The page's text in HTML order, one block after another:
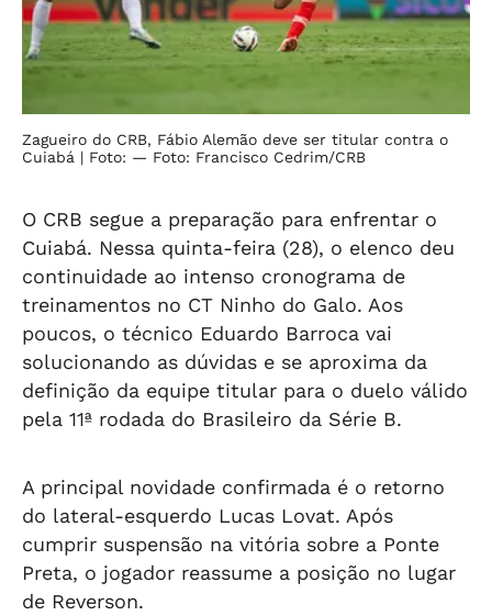
Zagueiro do CRB, Fábio Alemão deve ser titular contra o
Cuiabá | Foto: — Foto: Francisco Cedrim/CRB
O CRB segue a preparação para enfrentar o
Cuiabá. Nessa quinta-feira (28), o elenco deu
continuidade ao intenso cronograma de
treinamentos no CT Ninho do Galo. Aos
poucos, o técnico Eduardo Barroca vai
solucionando as dúvidas e se aproxima da
definição da equipe titular para o duelo válido
pela 11ª rodada do Brasileiro da Série B.
A principal novidade confirmada é o retorno
do lateral-esquerdo Lucas Lovat. Após
cumprir suspensão na vitória sobre a Ponte
Preta, o jogador reassume a posição no lugar
de Reverson.